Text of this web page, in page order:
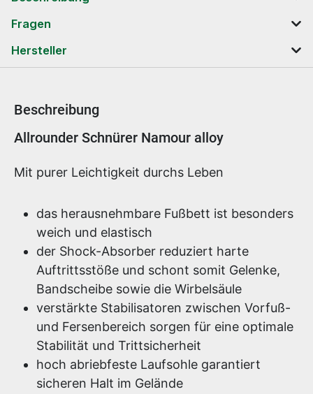
Fragen
Hersteller
Beschreibung
Produktinformationen
Allrounder Schnürer Namour alloy
Mit purer Leichtigkeit durchs Leben
das herausnehmbare Fußbett ist besonders
weich und elastisch
der Shock-Absorber reduziert harte
Auftrittsstöße und schont somit Gelenke,
Bandscheibe sowie die Wirbelsäule
verstärkte Stabilisatoren zwischen Vorfuß-
und Fersenbereich sorgen für eine optimale
Stabilität und Trittsicherheit
hoch abriebfeste Laufsohle garantiert
sicheren Halt im Gelände